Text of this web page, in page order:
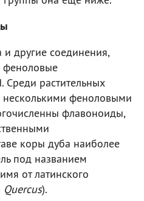
и другие соединения,
феноловые
Среди растительных
феноловыми
флавоноиды,
коры дуба наиболее
под названием
от латинского
Quercus).